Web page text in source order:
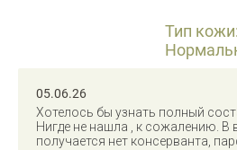
Тип кожи:
05.06.26
Хотелось бы узнать полный
Нигде не нашла , к сожалению. В
получается нет консерванта,